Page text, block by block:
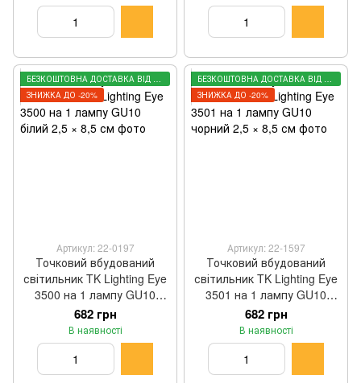
БЕЗКОШТОВНА ДОСТАВКА ВІД 3000 ГРН
ЗНИЖКА ДО -20%
Артикул: 22-0197
Точковий вбудований
світильник TK Lighting Eye
3500 на 1 лампу GU10
білий 2,5 × 8,5 см
682 грн
В наявності
БЕЗКОШТОВНА ДОСТАВКА ВІД 3000 ГРН
ЗНИЖКА ДО -20%
Артикул: 22-1597
Точковий вбудований
світильник TK Lighting Eye
3501 на 1 лампу GU10
чорний 2,5 × 8,5 см
682 грн
В наявності